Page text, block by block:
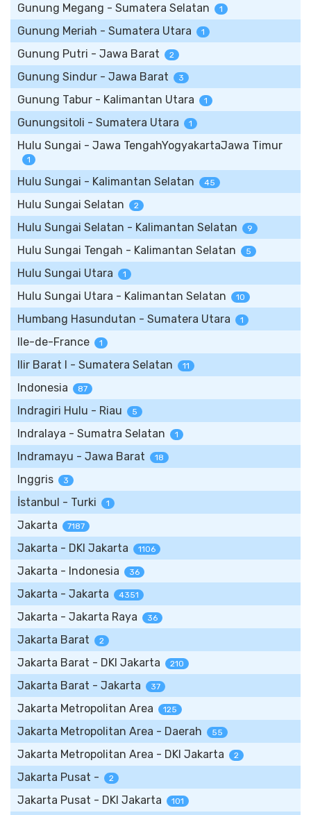
Gunung Megang - Sumatera Selatan 1
Gunung Meriah - Sumatera Utara 1
Gunung Putri - Jawa Barat 2
Gunung Sindur - Jawa Barat 3
Gunung Tabur - Kalimantan Utara 1
Gunungsitoli - Sumatera Utara 1
Hulu Sungai - Jawa TengahYogyakartaJawa Timur
1
Hulu Sungai - Kalimantan Selatan 45
Hulu Sungai Selatan 2
Hulu Sungai Selatan - Kalimantan Selatan 9
Hulu Sungai Tengah - Kalimantan Selatan 5
Hulu Sungai Utara 1
Hulu Sungai Utara - Kalimantan Selatan 10
Humbang Hasundutan - Sumatera Utara 1
Ile-de-France 1
Ilir Barat I - Sumatera Selatan 11
Indonesia 87
Indragiri Hulu - Riau 5
Indralaya - Sumatra Selatan 1
Indramayu - Jawa Barat 18
Inggris 3
İstanbul - Turki 1
Jakarta 7187
Jakarta - DKI Jakarta 1106
Jakarta - Indonesia 36
Jakarta - Jakarta 4351
Jakarta - Jakarta Raya 36
Jakarta Barat 2
Jakarta Barat - DKI Jakarta 210
Jakarta Barat - Jakarta 37
Jakarta Metropolitan Area 125
Jakarta Metropolitan Area - Daerah 55
Jakarta Metropolitan Area - DKI Jakarta 2
Jakarta Pusat - 2
Jakarta Pusat - DKI Jakarta 101